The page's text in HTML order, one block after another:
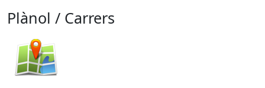
Plànol / Carrers